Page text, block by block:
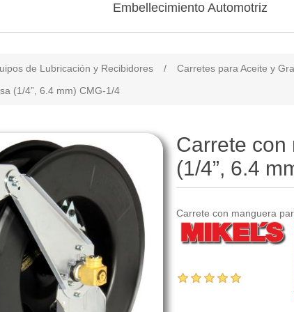
Embellecimiento Automotriz
de Lubricación y Recibidores / Carretes para Aceite y
(1/4”, 6.4 mm) CMG-1/4
Carrete con
(1/4”, 6.4
Carrete con manguera